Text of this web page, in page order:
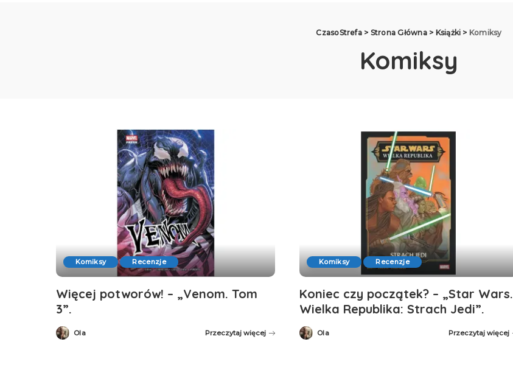
CzasoStrefa> Strona Główna> Książki > Komiksy
Komiksy
Komiksy Recenzje
Więcej potworów! – „Venom. Tom
3”.
Posted
by
Ola Przeczytaj więcej
Komiksy Recenzje
Koniec czy początek? – „Star Wars.
Wielka Republika: Strach Jedi”.
Posted
by
Ola Przeczytaj więcej